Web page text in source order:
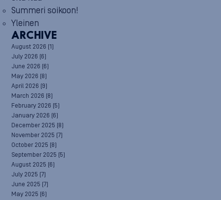
Summeri soikoon!
Yleinen
ARCHIVE
August 2026 (1)
July 2026 (6)
June 2026 (6)
May 2026 (8)
April 2026 (9)
March 2026 (8)
February 2026 (5)
January 2026 (6)
December 2025 (8)
November 2025 (7)
October 2025 (8)
September 2025 (5)
August 2025 (6)
July 2025 (7)
June 2025 (7)
May 2025 (6)